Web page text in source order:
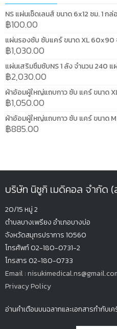
NS แผ่นเช็ดเลนส์ ขนาด 6x12 ซม. 1 ก
฿100.00
แผ่นรองซับ ซับแคร์ ขนาด XL 60x90
฿1,030.00
แผ่นเสริมซึมซับNS 1 ลัง จำนวน 240 แ
฿2,030.00
ผ้าอ้อมผู้ใหญ่แถบกาว ซับ แคร์ ขนาด
฿1,050.00
ผ้าอ้อมผู้ใหญ่แถบกาว ซับ แคร์ ขนาด
฿885.00
บริษัท นิซูกิ เมดิคอล จำกัด
20/15 หมู่ 2
ตำบลบางเพรียงอำเภอบางบ่อ
จังหวัดสมุทรปราการ 10560
โทรศัพท์ 02-180-0731-2
โทรสาร 02-180-0733
Email :
Privacy Policy
อ่านคำเตือนบนฉลากและเอกสารกำกับ